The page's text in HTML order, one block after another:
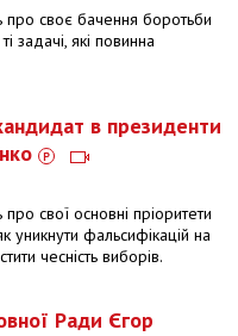
про своє бачення боротьби
задачі, які повинна
в президенти
про свої основні пріоритети
уникнути фальсифікацій на
чесність виборів.
Ради Єгор